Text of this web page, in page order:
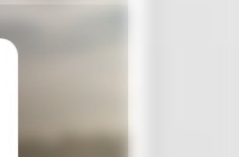
Nascondi il banner dei